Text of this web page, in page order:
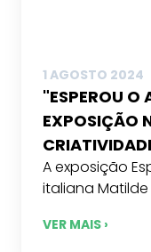
1 AGOSTO 2024
"ESPEROU O
EXPOSIÇÃO
A exposição
italiana Matilde
VER MAIS ›